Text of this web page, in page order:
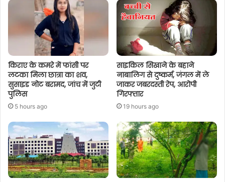
किराए के कमरे में फांसी पर
लटका मिला छात्रा का शव,
सुसाइड नोट बरामद, जांच में जुटी
पुलिस
5 hours ago
साइकिल सिखाने के बहाने
नाबालिग से दुष्कर्म, जंगल में ले
जाकर जबरदस्ती रेप, आरोपी
गिरफ्तार
19 hours ago